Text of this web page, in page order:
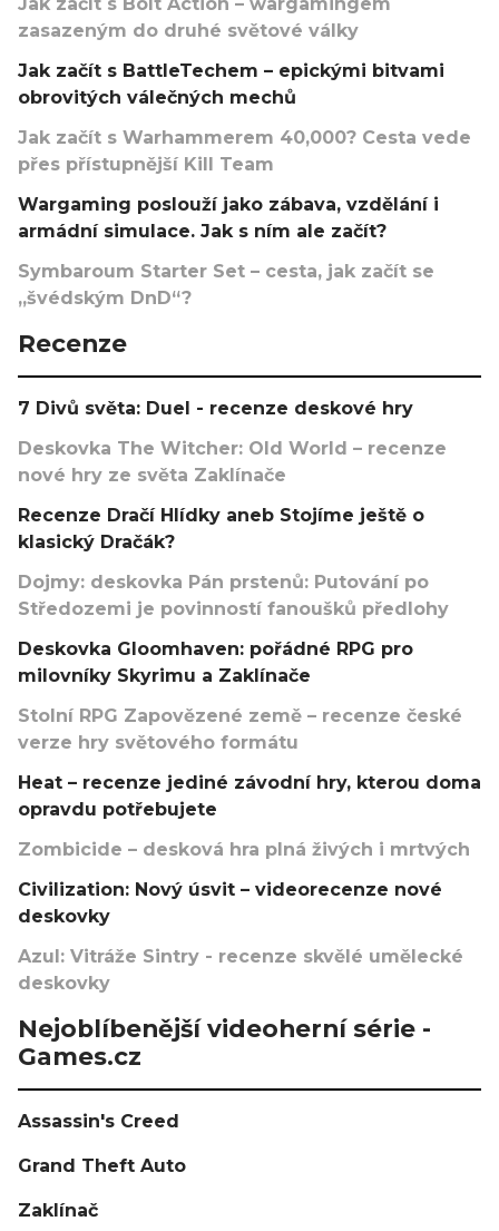
zasazeným do druhé světové války
Jak začít s BattleTechem – epickými bitvami
obrovitých válečných mechů
Jak začít s Warhammerem 40,000? Cesta vede
přes přístupnější Kill Team
Wargaming poslouží jako zábava, vzdělání i
armádní simulace. Jak s ním ale začít?
Symbaroum Starter Set – cesta, jak začít se
„švédským DnD“?
Recenze
7 Divů světa: Duel - recenze deskové hry
Deskovka The Witcher: Old World – recenze
nové hry ze světa Zaklínače
Recenze Dračí Hlídky aneb Stojíme ještě o
klasický Dračák?
Dojmy: deskovka Pán prstenů: Putování po
Středozemi je povinností fanoušků předlohy
Deskovka Gloomhaven: pořádné RPG pro
milovníky Skyrimu a Zaklínače
Stolní RPG Zapovězené země – recenze české
verze hry světového formátu
Heat – recenze jediné závodní hry, kterou doma
opravdu potřebujete
Zombicide – desková hra plná živých i mrtvých
Civilization: Nový úsvit – videorecenze nové
deskovky
Azul: Vitráže Sintry - recenze skvělé umělecké
deskovky
Nejoblíbenější videoherní série -
Games.cz
Assassin's Creed
Grand Theft Auto
Zaklínač